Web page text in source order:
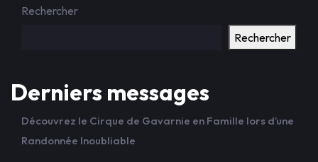
Rechercher
Rechercher
Derniers messages
Découvrez le Cirque de Gavarnie en Famille lors d’une
Randonnée Inoubliable